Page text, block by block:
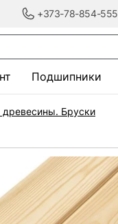
+373-78-854-555
Подшипники
древесины. Бруски